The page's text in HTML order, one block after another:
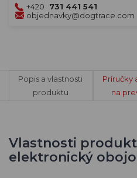
+420
731 441 541
objednavky@dogtrace.com
Popis a vlastnosti
produktu
Príručky
na
Vlastnosti
elektronický